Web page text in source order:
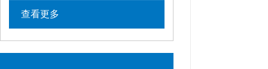
查看更多